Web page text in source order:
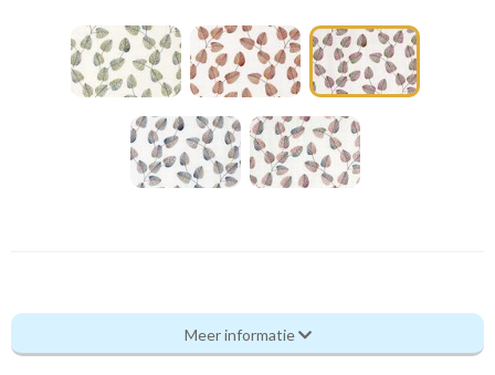
Pt_4104-448 Alessio bon bon
Eigenschappen gordijnstof
Meer informatie